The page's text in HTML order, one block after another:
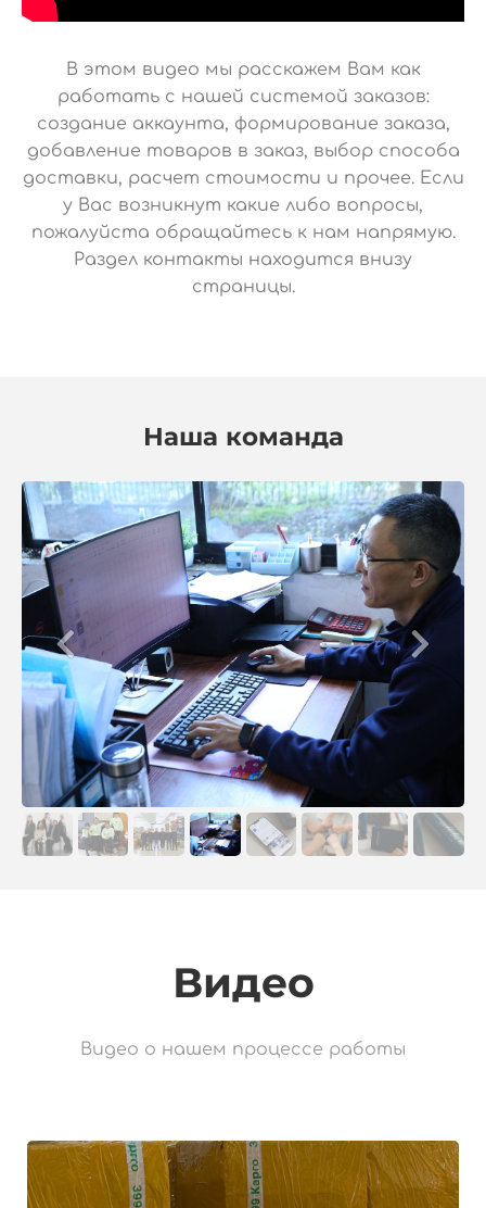
В этом видео мы расскажем Вам как
работать с нашей системой заказов:
создание аккаунта, формирование заказа,
добавление товаров в заказ, выбор способа
доставки, расчет стоимости и прочее. Если
у Вас возникнут какие либо вопросы,
пожалуйста обращайтесь к нам напрямую.
Раздел контакты находится внизу
страницы.
Наша команда
Видео
Видео о нашем процессе работы